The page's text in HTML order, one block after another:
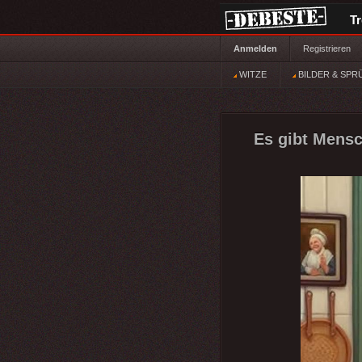
Anmelden Registrieren
WITZE BILDER &
Es gibt